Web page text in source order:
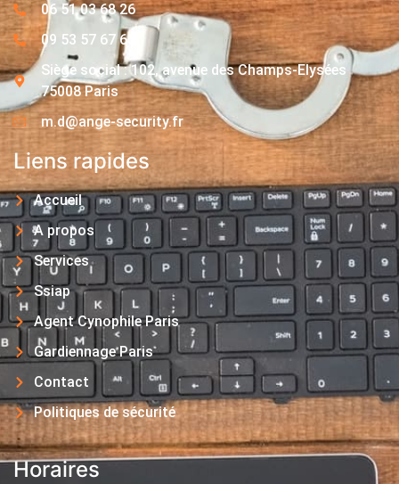
06 51 03 68 26
09 53 57 67 63
Siège social : 102, avenue des Champs-Elysées
75008 Paris
m.d@ange-security.fr
Liens rapides
Accueil
A propos
Services
Ssiap
Agent Cynophile Paris
Gardiennage Paris
Contact
Politiques de sécurité
Horaires